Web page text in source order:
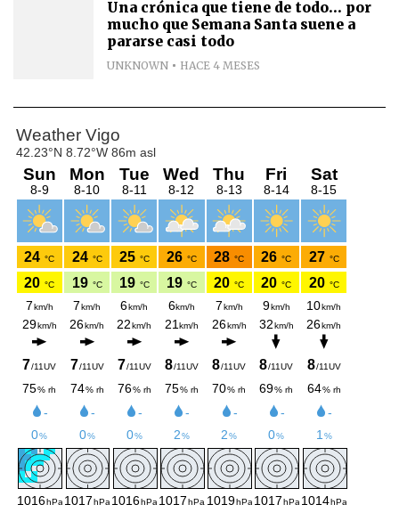
Una crónica que tiene de todo... por
mucho que Semana Santa suene a
pararse casi todo
UNKNOWN HACE 4 MESES